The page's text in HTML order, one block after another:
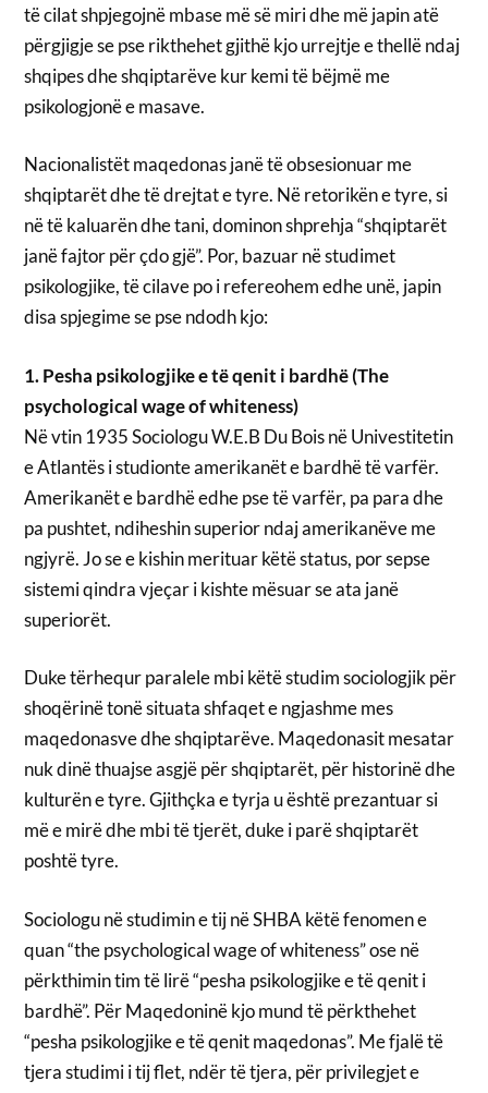
të cilat shpjegojnë mbase më së miri dhe më japin atë
përgjigje se pse rikthehet gjithë kjo urrejtje e thellë ndaj
shqipes dhe shqiptarëve kur kemi të bëjmë me
psikologjonë e masave.
Nacionalistët maqedonas janë të obsesionuar me
shqiptarët dhe të drejtat e tyre. Në retorikën e tyre, si
në të kaluarën dhe tani, dominon shprehja “shqiptarët
janë fajtor për çdo gjë”. Por, bazuar në studimet
psikologjike, të cilave po i refereohem edhe unë, japin
disa spjegime se pse ndodh kjo:
1. Pesha psikologjike e të qenit i bardhë (The
psychological wage of whiteness)
Në vtin 1935 Sociologu W.E.B Du Bois në Univestitetin
e Atlantës i studionte amerikanët e bardhë të varfër.
Amerikanët e bardhë edhe pse të varfër, pa para dhe
pa pushtet, ndiheshin superior ndaj amerikanëve me
ngjyrë. Jo se e kishin merituar këtë status, por sepse
sistemi qindra vjeçar i kishte mësuar se ata janë
superiorët.
Duke tërhequr paralele mbi këtë studim sociologjik për
shoqërinë tonë situata shfaqet e ngjashme mes
maqedonasve dhe shqiptarëve. Maqedonasit mesatar
nuk dinë thuajse asgjë për shqiptarët, për historinë dhe
kulturën e tyre. Gjithçka e tyrja u është prezantuar si
më e mirë dhe mbi të tjerët, duke i parë shqiptarët
poshtë tyre.
Sociologu në studimin e tij në SHBA këtë fenomen e
quan “the psychological wage of whiteness” ose në
përkthimin tim të lirë “pesha psikologjike e të qenit i
bardhë”. Për Maqedoninë kjo mund të përkthehet
“pesha psikologjike e të qenit maqedonas”. Me fjalë të
tjera studimi i tij flet, ndër të tjera, për privilegjet e